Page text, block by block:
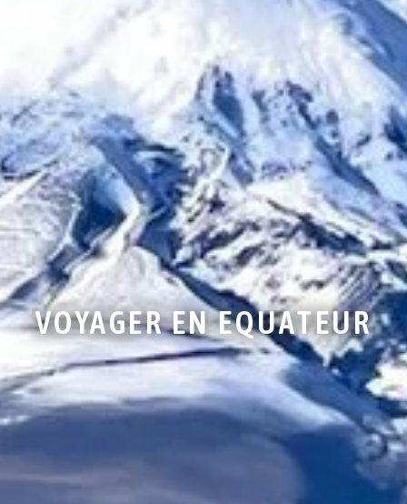
VOYAGER EN EQUATEUR